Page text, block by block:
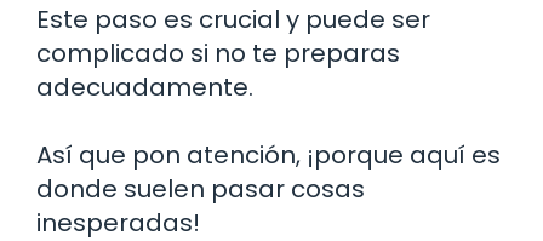
Este paso es crucial y puede ser
complicado si no te preparas
adecuadamente.
Así que pon atención, ¡porque aquí es
donde suelen pasar cosas
inesperadas!